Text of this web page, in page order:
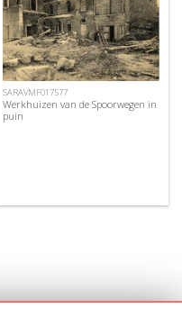
SARAVMF017577
Werkhuizen van de Spoorwegen in
puin